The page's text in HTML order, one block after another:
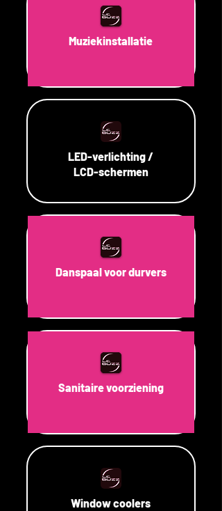
Muziekinstallatie
LED-verlichting /
LCD-schermen
Danspaal voor durvers
Sanitaire voorziening
Window coolers